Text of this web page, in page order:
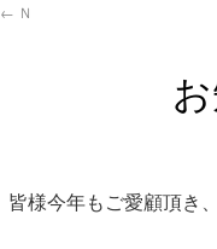
← Ｎ
皆様今年もご愛顧頂き